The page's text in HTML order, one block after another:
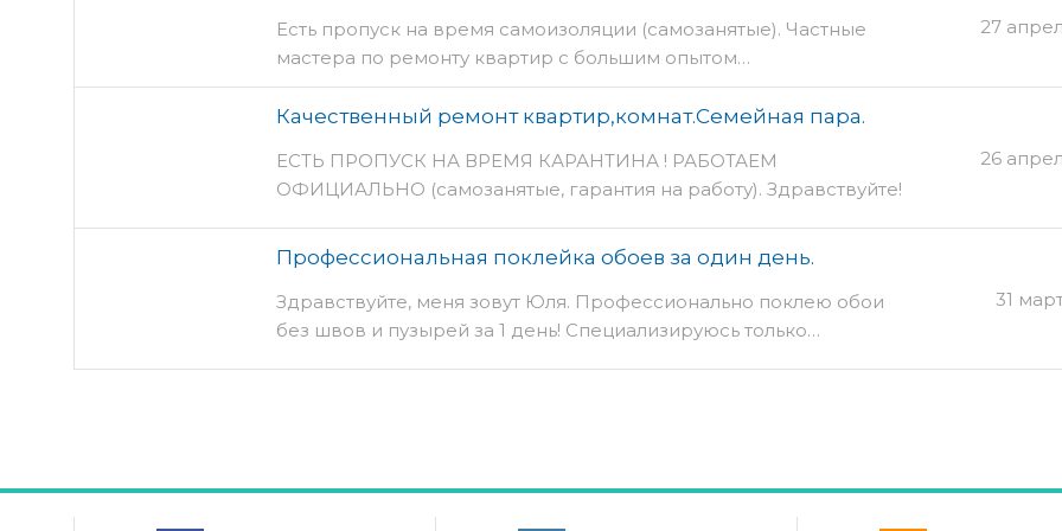
Есть пропуск на время самоизоляции (самозанятые). Частные
мастера по ремонту квартир с большим опытом…
27
Качественный ремонт квартир,комнат.Семейная пара.
ЕСТЬ ПРОПУСК НА ВРЕМЯ КАРАНТИНА ! РАБОТАЕМ
ОФИЦИАЛЬНО (самозанятые, гарантия на работу). Здравствуйте!
26
Профессиональная поклейка обоев за один день.
Здравствуйте, меня зовут Юля. Профессионально поклею обои
без швов и пузырей за 1 день! Специализируюсь только…
31